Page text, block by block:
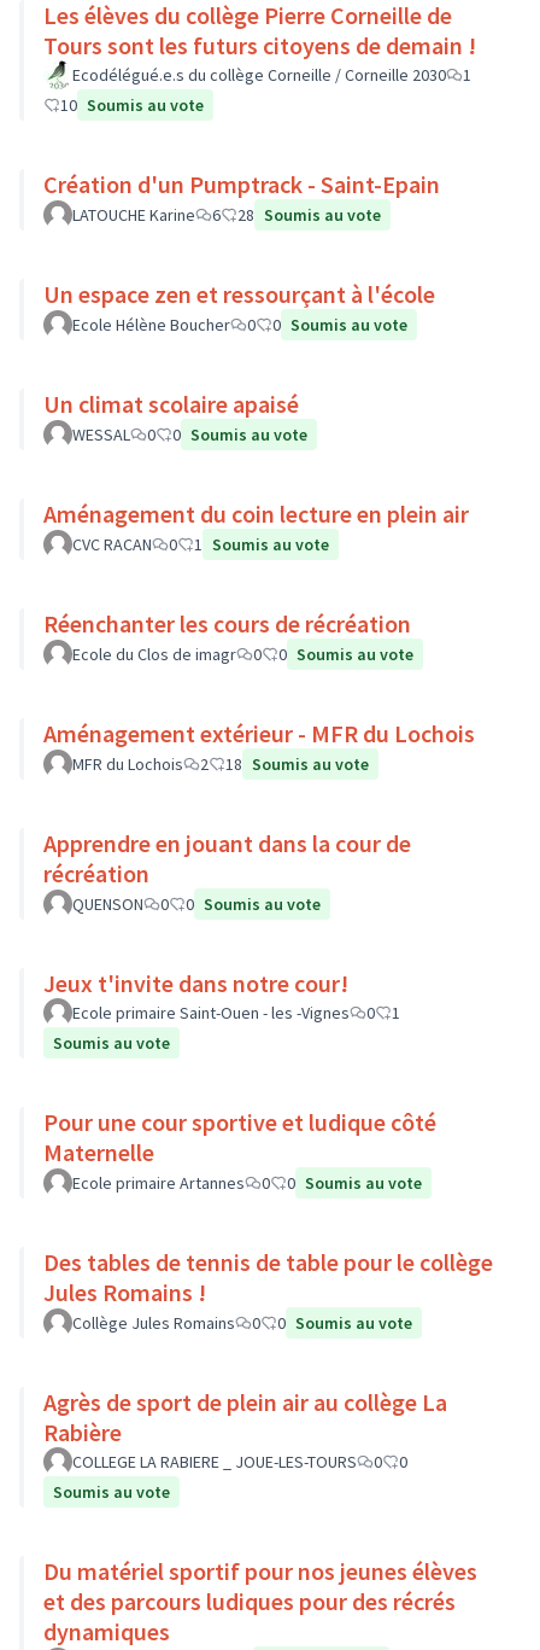
Les élèves du collège Pierre Corneille de
Tours sont les futurs citoyens de demain !
Ecodélégué.e.s du collège Corneille / Corneille 2030
1
10 Soumis au vote
Création d'un Pumptrack - Saint-Epain
LATOUCHE Karine 6 28 Soumis au vote
Un espace zen et ressourçant à l'école
Ecole Hélène Boucher 0 0 Soumis au vote
Un climat scolaire apaisé
WESSAL 0 0 Soumis au vote
Aménagement du coin lecture en plein air
CVC RACAN 0 1 Soumis au vote
Réenchanter les cours de récréation
Ecole du Clos de imagr 0 0 Soumis au vote
Aménagement extérieur - MFR du Lochois
MFR du Lochois 2 18 Soumis au vote
Apprendre en jouant dans la cour de
récréation
QUENSON 0 0 Soumis au vote
Jeux t'invite dans notre cour!
Ecole primaire Saint-Ouen - les -Vignes 0
1
Soumis au vote
Pour une cour sportive et ludique côté
Maternelle
Ecole primaire Artannes 0 0 Soumis au vote
Des tables de tennis de table pour le collège
Jules Romains !
Collège Jules Romains 0 0 Soumis au vote
Agrès de sport de plein air au collège La
Rabière
COLLEGE LA RABIERE _ JOUE-LES-TOURS 0
0
Soumis au vote
Du matériel sportif pour nos jeunes élèves
et des parcours ludiques pour des récrés
dynamiques